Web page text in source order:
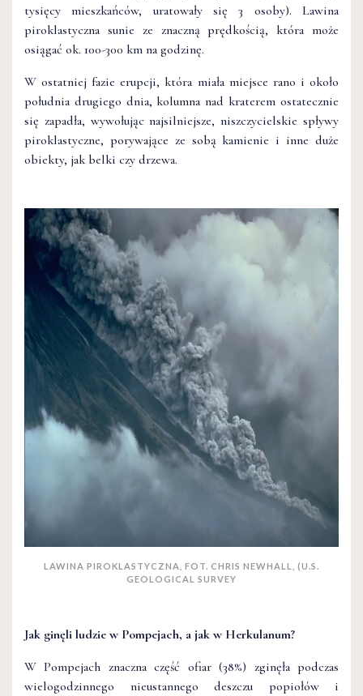
tysięcy mieszkańców, uratowały się 3 osoby). Lawina
piroklastyczna sunie ze znaczną prędkością, która może
osiągać ok. 100-300 km na godzinę.
W ostatniej fazie erupcji, która miała miejsce rano i około
południa drugiego dnia, kolumna nad kraterem ostatecznie
się zapadła, wywołując najsilniejsze, niszczycielskie spływy
piroklastyczne, porywające ze sobą kamienie i inne duże
obiekty, jak belki czy drzewa.
LAWINA PIROKLASTYCZNA, FOT. CHRIS NEWHALL, (U.S.
GEOLOGICAL SURVEY
Jak ginęli ludzie w Pompejach, a jak w Herkulanum?
W Pompejach znaczna część ofiar (38%) zginęła podczas
wielogodzinnego nieustannego deszczu popiołów i